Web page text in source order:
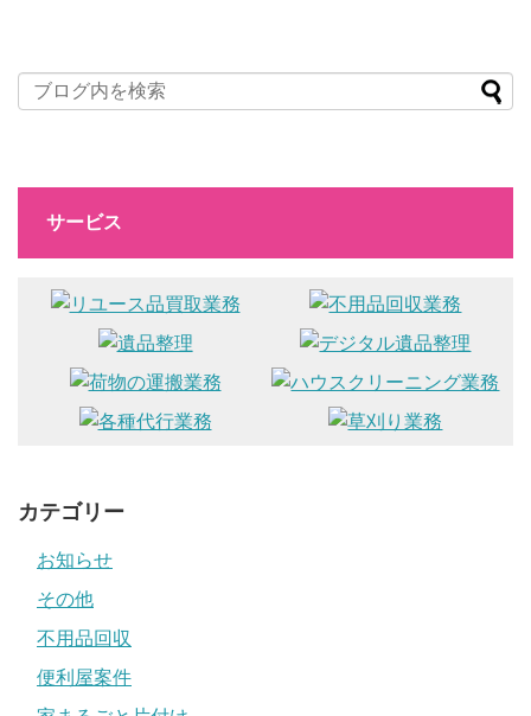
サービス
カテゴリー
お知らせ
その他
不用品回収
便利屋案件